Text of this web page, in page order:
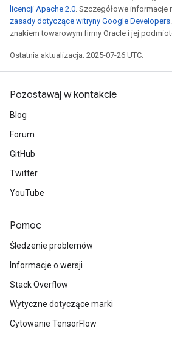
licencji Apache 2.0. Szczegółowe informacje
zasady dotyczące witryny Google Developers
znakiem towarowym firmy Oracle i jej
Ostatnia aktualizacja: 2025-07-26 UTC.
Pozostawaj w kontakcie
Blog
Forum
GitHub
Twitter
YouTube
Pomoc
Śledzenie problemów
Informacje o wersji
Stack Overflow
Wytyczne dotyczące marki
Cytowanie TensorFlow